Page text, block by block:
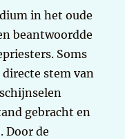
in het oude
beantwoordde
Soms
stem van
gebracht en
Door de